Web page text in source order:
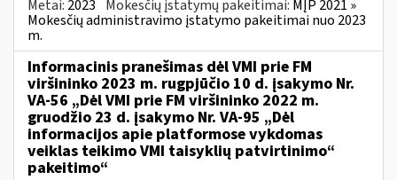
Metai: 2023 Mokesčių įstatymų pakeitimai: MĮP 2021 »
Mokesčių administravimo įstatymo pakeitimai nuo 2023
m.
Informacinis pranešimas dėl VMI prie FM
viršininko 2023 m. rugpjūčio 10 d. įsakymo Nr.
VA-56 „Dėl VMI prie FM viršininko 2022 m.
gruodžio 23 d. įsakymo Nr. VA-95 „Dėl
informacijos apie platformose vykdomas
veiklas teikimo VMI taisyklių patvirtinimo“
pakeitimo“